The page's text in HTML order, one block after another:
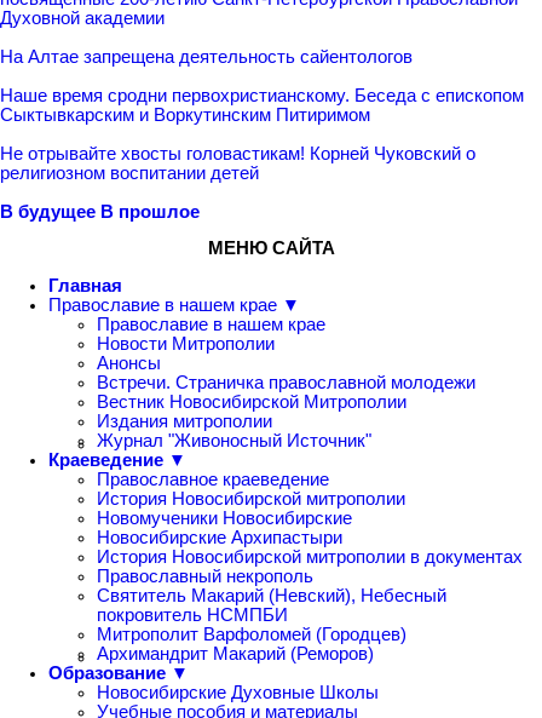
Духовной академии
На Алтае запрещена деятельность сайентологов
Наше время сродни первохристианскому. Беседа с епископом
Сыктывкарским и Воркутинским Питиримом
Не отрывайте хвосты головастикам! Корней Чуковский о
религиозном воспитании детей
В будущее В прошлое
МЕНЮ САЙТА
Главная
Православие в нашем крае ▼
Православие в нашем крае
Новости Митрополии
Анонсы
Встречи. Страничка православной молодежи
Вестник Новосибирской Митрополии
Издания митрополии
Журнал "Живоносный Источник"
Краеведение ▼
Православное краеведение
История Новосибирской митрополии
Новомученики Новосибирские
Новосибирские Архипастыри
История Новосибирской митрополии в документах
Православный некрополь
Святитель Макарий (Невский), Небесный
покровитель НСМПБИ
Митрополит Варфоломей (Городцев)
Архимандрит Макарий (Реморов)
Образование ▼
Новосибирские Духовные Школы
Учебные пособия и материалы